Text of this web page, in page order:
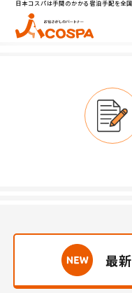
日本コスパは手間のかかる宿泊手配を全
最